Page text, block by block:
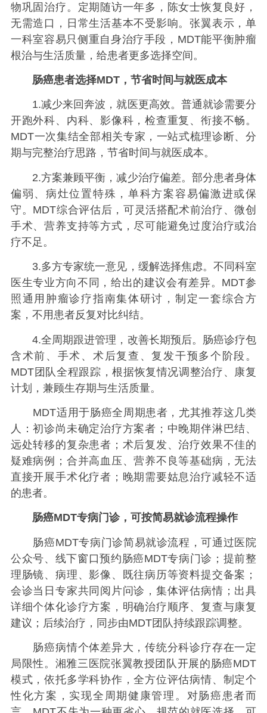
物巩固治疗。定期随访一年多，陈女士恢复良好，
无需造口，日常生活基本不受影响。张翼表示，单
一科室容易只侧重自身治疗手段，MDT能平衡肿瘤
根治与生活质量，给患者更多选择空间。
肠癌患者选择MDT，节省时间与就医成本
1.减少来回奔波，就医更高效。普通就诊需要分
开跑外科、内科、影像科，检查重复、衔接不畅。
MDT一次集结全部相关专家，一站式梳理诊断、分
期与完整治疗思路，节省时间与就医成本。
2.方案兼顾平衡，减少治疗偏差。部分患者身体
偏弱、病灶位置特殊，单科方案容易偏激进或保
守。MDT综合评估后，可灵活搭配术前治疗、微创
手术、营养支持等方式，尽可能避免过度治疗或治
疗不足。
3.多方专家统一意见，缓解选择焦虑。不同科室
医生专业方向不同，给出的建议会有差异。MDT参
照通用肿瘤诊疗指南集体研讨，制定一套综合方
案，不用患者反复对比纠结。
4.全周期跟进管理，改善长期预后。肠癌诊疗包
含术前、手术、术后复查、复发干预多个阶段。
MDT团队全程跟踪，根据恢复情况调整治疗、康复
计划，兼顾生存期与生活质量。
MDT适用于肠癌全周期患者，尤其推荐这几类
人：初诊尚未确定治疗方案者；中晚期伴淋巴结、
远处转移的复杂患者；术后复发、治疗效果不佳的
疑难病例；合并高血压、营养不良等基础病，无法
直接开展手术化疗者；晚期需要姑息治疗减轻不适
的患者。
肠癌MDT专病门诊，可按简易就诊流程操作
肠癌MDT专病门诊简易就诊流程，可通过医院
公众号、线下窗口预约肠癌MDT专病门诊；提前整
理肠镜、病理、影像、既往病历等资料提交备案；
会诊当日专家共同阅片问诊，集体评估病情；出具
详细个体化诊疗方案，明确治疗顺序、复查与康复
建议；后续治疗，同步由MDT团队持续跟踪调整。
肠癌病情个体差异大，传统分科诊疗存在一定
局限性。湘雅三医院张翼教授团队开展的肠癌MDT
模式，依托多学科协作，全方位评估病情、制定个
性化方案，实现全周期健康管理。对肠癌患者而